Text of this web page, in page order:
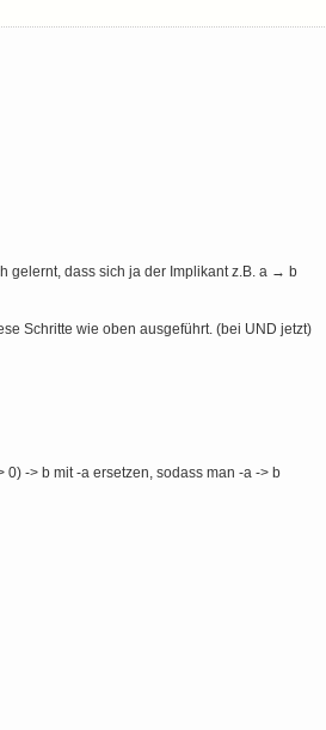
gelernt, dass sich ja der Implikant z.B. a → b
Schritte wie oben ausgeführt. (bei UND jetzt)
-> b mit -a ersetzen, sodass man -a -> b